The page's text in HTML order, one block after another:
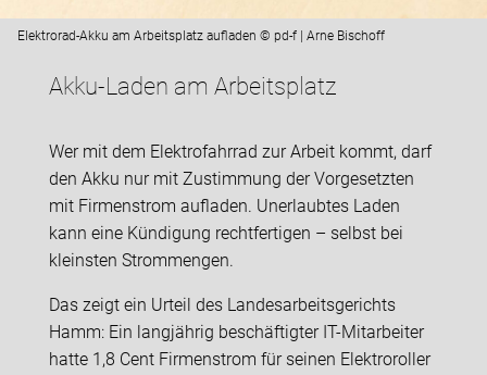
Elektrorad-Akku am Arbeitsplatz aufladen © pd-f | Arne Bischoff
Akku-Laden am Arbeitsplatz
Wer mit dem Elektrofahrrad zur Arbeit kommt, darf
den Akku nur mit Zustimmung der Vorgesetzten
mit Firmenstrom aufladen. Unerlaubtes Laden
kann eine Kündigung rechtfertigen – selbst bei
kleinsten Strommengen.
Das zeigt ein Urteil des Landesarbeitsgerichts
Hamm: Ein langjährig beschäftigter IT-Mitarbeiter
hatte 1,8 Cent Firmenstrom für seinen Elektroroller